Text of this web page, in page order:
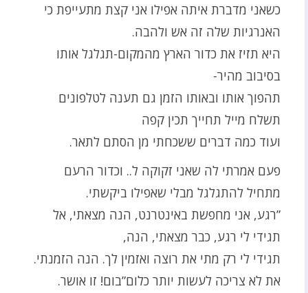
כשאני מדברת איתה אפילו אני קצת מתעייפת כי
האנרגיות שלה זה אש ולהבה.
היא תזיז את כדור הארץ מהמקום-תגלגל אותו
בסיבוב מהיר-
תהפוך אותו ובאותו הזמן גם תענה לטלפונים
תשלח מייל תחייך תכין קפה
ועוד כמה דברים ששכחתי מן הסתם לתאר.
פעם אמרתי לה שאני זקוקה ל.. וכדור הרעם
מתחיל להתגלגל מבלי שאפילו ביקשתי.
”רגע, אני מחפשת באינטרנט, הנה מצאתי, אל
תגידי לי רגע, כבר מצאתי, הנה,
תגידי לי רק מתי את רוצה ואזמין לך. הנה הזמנתי.
את לא צריכה לעשות יותר כלום”בום! זו אושר.